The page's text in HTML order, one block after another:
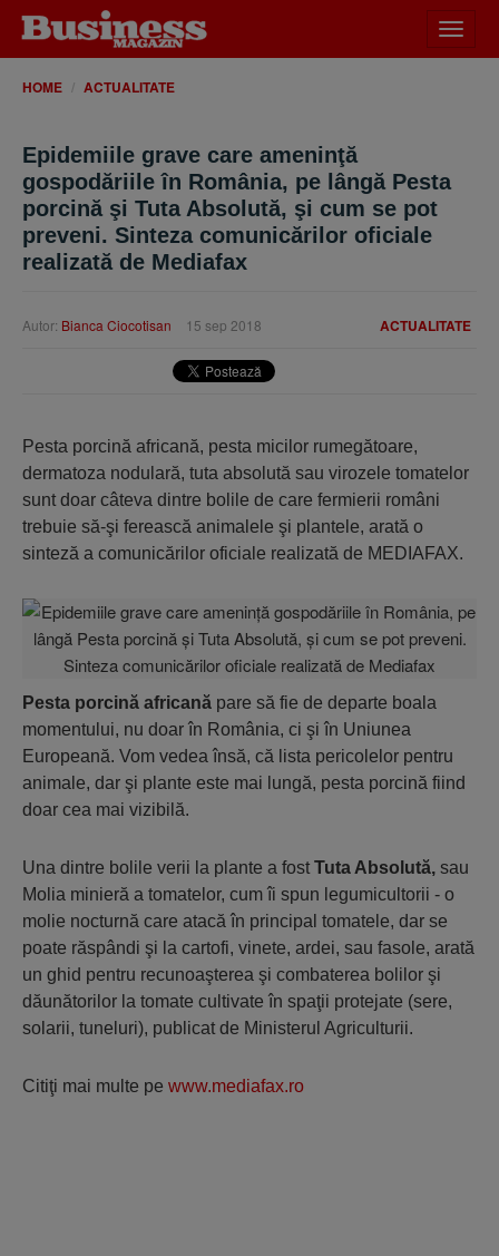
meniu
HOME ACTUALITATE
Epidemiile grave care ameninţă
gospodăriile în România, pe lângă Pesta
porcină şi Tuta Absolută, şi cum se pot
preveni. Sinteza comunicărilor oficiale
realizată de Mediafax
ACTUALITATE
Autor: Bianca Ciocotisan 15 sep 2018
Pesta porcină africană, pesta micilor rumegătoare,
dermatoza nodulară, tuta absolută sau virozele tomatelor
sunt doar câteva dintre bolile de care fermierii români
trebuie să-şi ferească animalele şi plantele, arată o
sinteză a comunicărilor oficiale realizată de MEDIAFAX.
Pesta porcină africană pare să fie de departe boala
momentului, nu doar în România, ci şi în Uniunea
Europeană. Vom vedea însă, că lista pericolelor pentru
animale, dar şi plante este mai lungă, pesta porcină fiind
doar cea mai vizibilă.
Una dintre bolile verii la plante a fost Tuta Absolută, sau
Molia minieră a tomatelor, cum îi spun legumicultorii - o
molie nocturnă care atacă în principal tomatele, dar se
poate răspândi şi la cartofi, vinete, ardei, sau fasole, arată
un ghid pentru recunoaşterea şi combaterea bolilor şi
dăunătorilor la tomate cultivate în spaţii protejate (sere,
solarii, tuneluri), publicat de Ministerul Agriculturii.
Citiţi mai multe pe www.mediafax.ro